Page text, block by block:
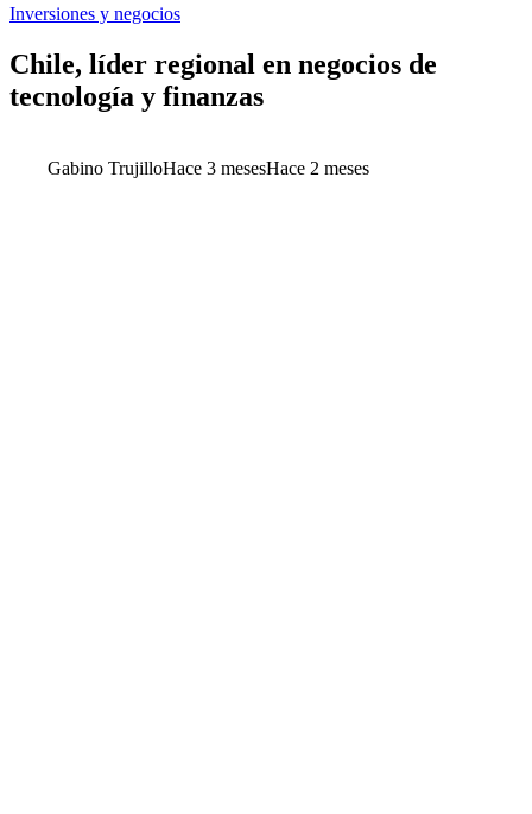
Inversiones y negocios
Chile, líder regional en negocios de
tecnología y finanzas
Gabino TrujilloHace 3 mesesHace 2 meses